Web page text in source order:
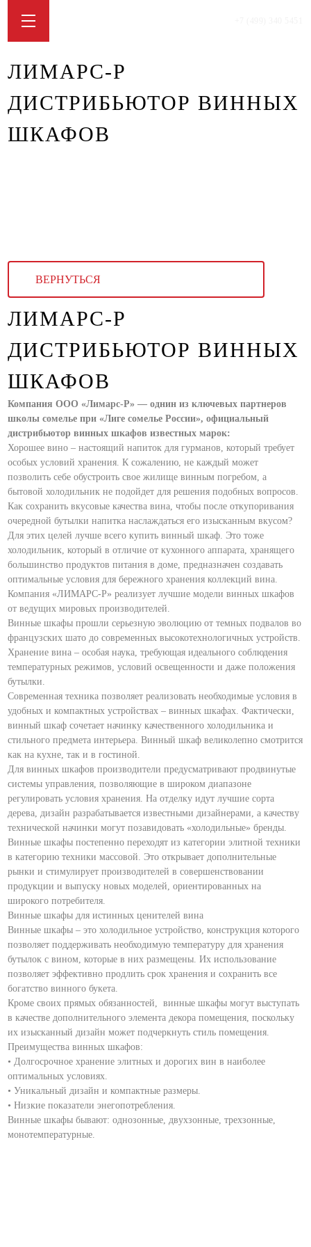
ЛИМАРС-Р
ДИСТРИБЬЮТОР ВИННЫХ
ШКАФОВ
ВЕРНУТЬСЯ
ЛИМАРС-Р
ДИСТРИБЬЮТОР ВИННЫХ
ШКАФОВ
Компания ООО «Лимарс-Р» — однин из ключевых партнеров
школы сомелье при «Лиге сомелье России», официальный
дистрибьютор винных шкафов известных марок:
Хорошее вино – настоящий напиток для гурманов, который требует
особых условий хранения. К сожалению, не каждый может
позволить себе обустроить свое жилище винным погребом, а
бытовой холодильник не подойдет для решения подобных вопросов.
Как сохранить вкусовые качества вина, чтобы после откупоривания
очередной бутылки напитка наслаждаться его изысканным вкусом?
Для этих целей лучше всего купить винный шкаф. Это тоже
холодильник, который в отличие от кухонного аппарата, хранящего
большинство продуктов питания в доме, предназначен создавать
оптимальные условия для бережного хранения коллекций вина.
Компания «ЛИМАРС-Р» реализует лучшие модели винных шкафов
от ведущих мировых производителей.
Винные шкафы прошли серьезную эволюцию от темных подвалов во
французских шато до современных высокотехнологичных устройств.
Хранение вина – особая наука, требующая идеального соблюдения
температурных режимов, условий освещенности и даже положения
бутылки.
Современная техника позволяет реализовать необходимые условия в
удобных и компактных устройствах – винных шкафах. Фактически,
винный шкаф сочетает начинку качественного холодильника и
стильного предмета интерьера. Винный шкаф великолепно смотрится
как на кухне, так и в гостиной.
Для винных шкафов производители предусматривают продвинутые
системы управления, позволяющие в широком диапазоне
регулировать условия хранения. На отделку идут лучшие сорта
дерева, дизайн разрабатывается известными дизайнерами, а качеству
технической начинки могут позавидовать «холодильные» бренды.
Винные шкафы постепенно переходят из категории элитной техники
в категорию техники массовой. Это открывает дополнительные
рынки и стимулирует производителей в совершенствовании
продукции и выпуску новых моделей, ориентированных на
широкого потребителя.
Винные шкафы для истинных ценителей вина
Винные шкафы – это холодильное устройство, конструкция которого
позволяет поддерживать необходимую температуру для хранения
бутылок с вином, которые в них размещены. Их использование
позволяет эффективно продлить срок хранения и сохранить все
богатство винного букета.
Кроме своих прямых обязанностей, винные шкафы могут выступать
в качестве дополнительного элемента декора помещения, поскольку
их изысканный дизайн может подчеркнуть стиль помещения.
Преимущества винных шкафов:
• Долгосрочное хранение элитных и дорогих вин в наиболее
оптимальных условиях.
• Уникальный дизайн и компактные размеры.
• Низкие показатели энегопотребления.
Винные шкафы бывают: однозонные, двухзонные, трехзонные,
монотемпературные.